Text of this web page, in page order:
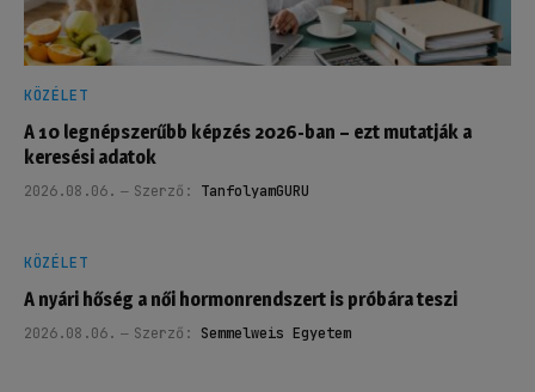
KÖZÉLET
A 10 legnépszerűbb képzés 2026-ban – ezt mutatják a
keresési adatok
2026.08.06. Szerző: TanfolyamGURU
KÖZÉLET
A nyári hőség a női hormonrendszert is próbára teszi
2026.08.06. Szerző: Semmelweis Egyetem